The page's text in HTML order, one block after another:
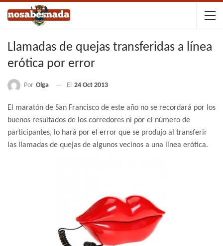
Llamadas de quejas transferidas a línea
erótica por error
Por Olga El 24 Oct 2013
El maratón de San Francisco de este año no se recordará por los
buenos resultados de los corredores ni por el número de
participantes, lo hará por el error que se produjo al transferir
las llamadas de quejas de algunos vecinos a una línea erótica.